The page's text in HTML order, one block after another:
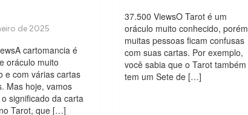
cartomancia é
oráculo muito
e com várias cartas
Mas hoje, vamos
significado da carta
Tarot, que […]
37.500 ViewsO Tarot é um
oráculo muito conhecido, porém
muitas pessoas ficam confusas
com suas cartas. Por exemplo,
você sabia que o Tarot também
tem um Sete de […]